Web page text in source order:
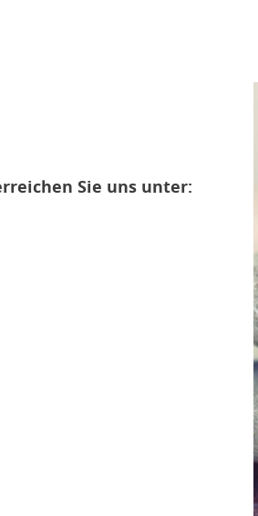
Sie uns unter: